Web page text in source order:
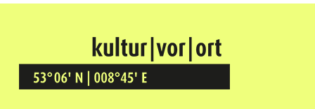
Kultur Vor Ort
BREMEN GRÖPELINGEN